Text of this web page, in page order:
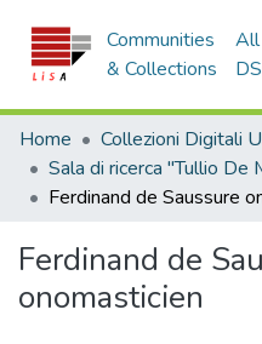
Communities
& Collections
Home
Ferdinand de
onomasticien